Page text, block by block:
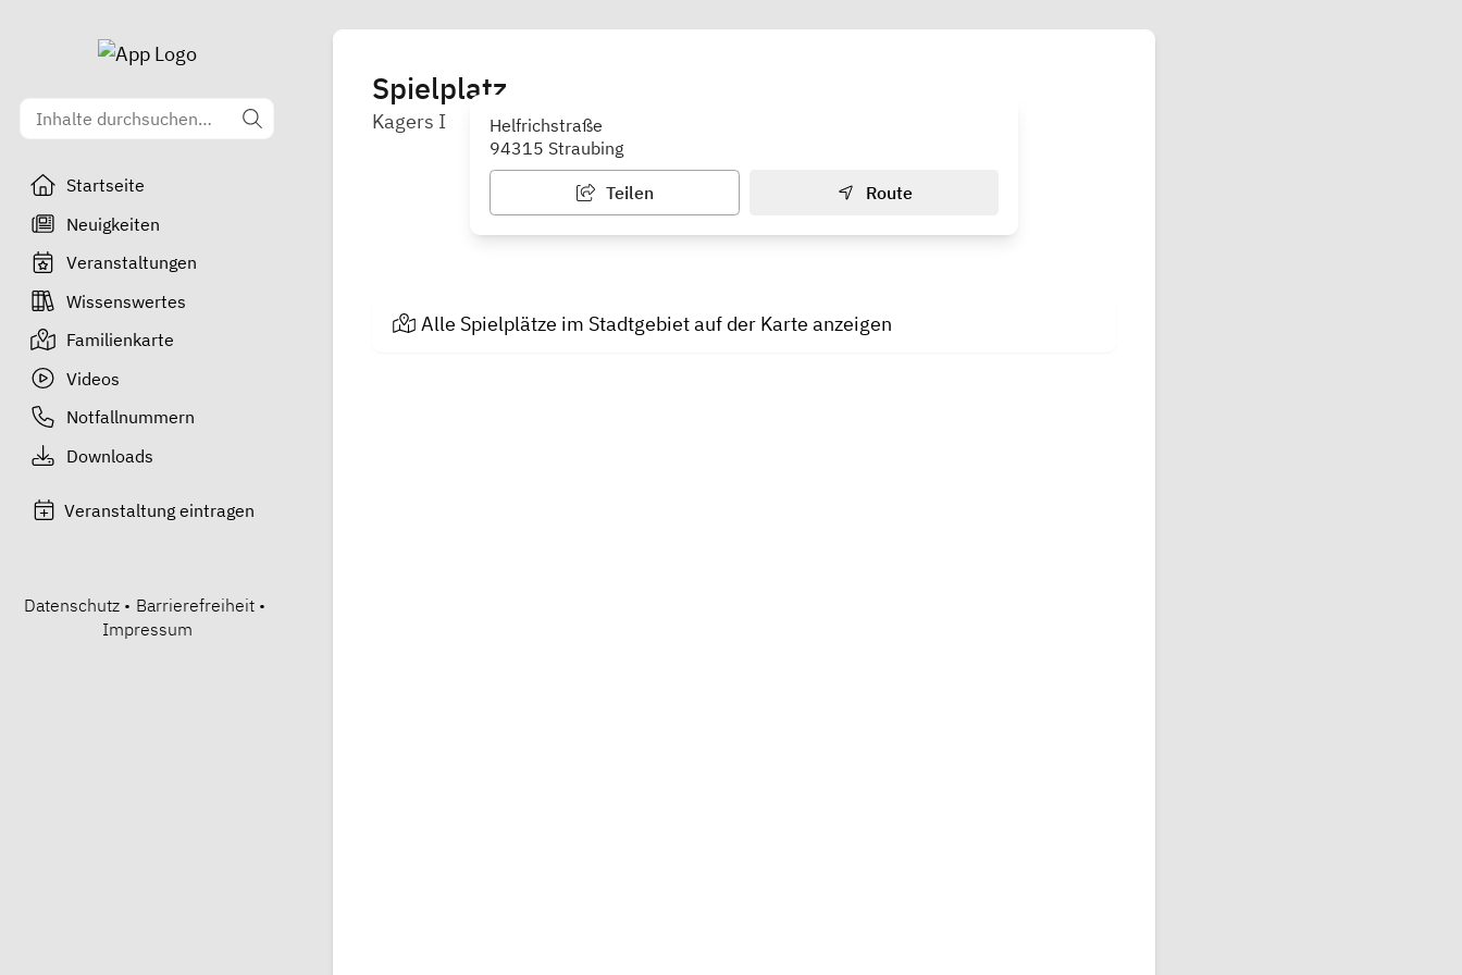
Startseite
Neuigkeiten
Veranstaltungen
Wissenswertes
Familienkarte
Videos
Notfallnummern
Downloads
Veranstaltung eintragen
Datenschutz • Barrierefreiheit •
Impressum
Spielplatz
Kagers I
Helfrichstraße
94315 Straubing
Teilen Route
Alle Spielplätze im Stadtgebiet auf der Karte anzeigen